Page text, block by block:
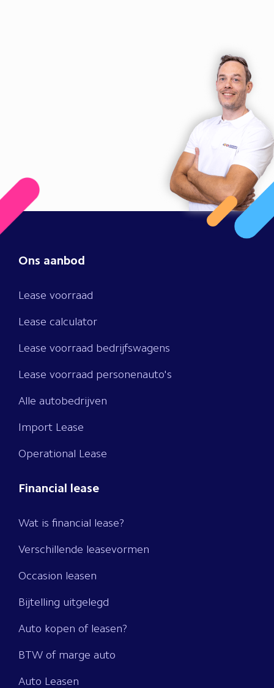
Ons aanbod
Lease voorraad
Lease calculator
Lease voorraad bedrijfswagens
Lease voorraad personenauto's
Alle autobedrijven
Import Lease
Operational Lease
Financial lease
Wat is financial lease?
Verschillende leasevormen
Occasion leasen
Bijtelling uitgelegd
Auto kopen of leasen?
BTW of marge auto
Auto Leasen